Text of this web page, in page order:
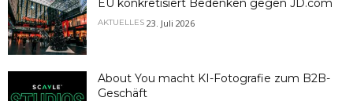
EU konkretisiert Bedenken gegen JD.com
AKTUELLES 23. Juli 2026
About You macht KI-Fotografie zum B2B-
Geschäft